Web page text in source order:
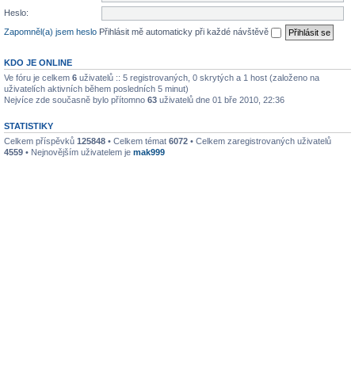
Heslo:
Zapomněl(a) jsem heslo Přihlásit mě automaticky při každé návštěvě
KDO JE ONLINE
Ve fóru je celkem 6 uživatelů :: 5 registrovaných, 0 skrytých a 1 host (založeno na
uživatelích aktivních během posledních 5 minut)
Nejvíce zde současně bylo přítomno 63 uživatelů dne 01 bře 2010, 22:36
STATISTIKY
Celkem příspěvků 125848 • Celkem témat 6072 • Celkem zaregistrovaných uživatelů
4559 • Nejnovějším uživatelem je mak999